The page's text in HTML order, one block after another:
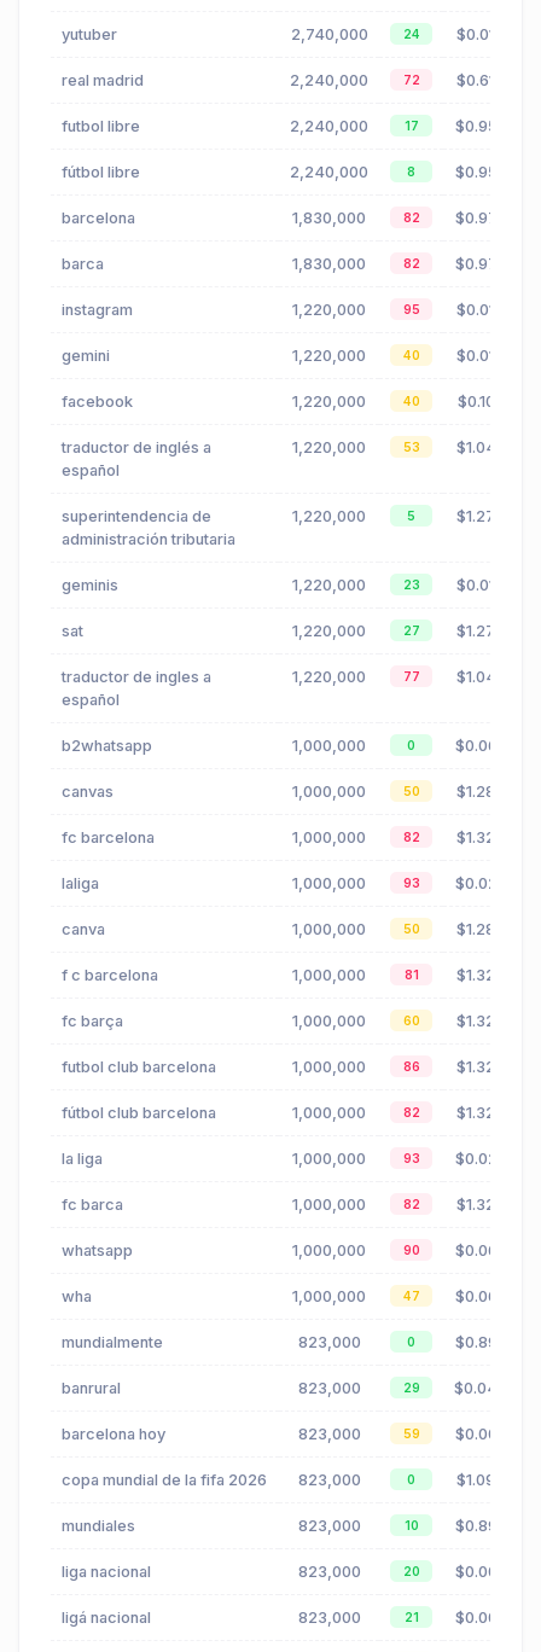
yutuber 2,740,000 24 $0.01
real madrid 2,240,000 72 $0.61
futbol libre 2,240,000 17 $0.95
fútbol libre 2,240,000 8 $0.95
barcelona 1,830,000 82 $0.97
barca 1,830,000 82 $0.97
instagram 1,220,000 95 $0.01
gemini 1,220,000 40 $0.01
facebook 1,220,000 40 $0.10
traductor de inglés a
español
1,220,000 53 $1.04
superintendencia de
administración tributaria
1,220,000 5 $1.27
geminis 1,220,000 23 $0.01
sat 1,220,000 27 $1.27
traductor de ingles a
español
1,220,000 77 $1.04
b2whatsapp 1,000,000 0 $0.06
canvas 1,000,000 50 $1.28
fc barcelona 1,000,000 82 $1.32
laliga 1,000,000 93 $0.02
canva 1,000,000 50 $1.28
f c barcelona 1,000,000 81 $1.32
fc barça 1,000,000 60 $1.32
futbol club barcelona 1,000,000 86 $1.32
fútbol club barcelona 1,000,000 82 $1.32
la liga 1,000,000 93 $0.02
fc barca 1,000,000 82 $1.32
whatsapp 1,000,000 90 $0.06
wha 1,000,000 47 $0.06
mundialmente 823,000 0 $0.89
banrural 823,000 29 $0.04
barcelona hoy 823,000 59 $0.00
copa mundial de la fifa 2026 823,000 0 $1.09
mundiales 823,000 10 $0.89
liga nacional 823,000 20 $0.00
ligá nacional 823,000 21 $0.00